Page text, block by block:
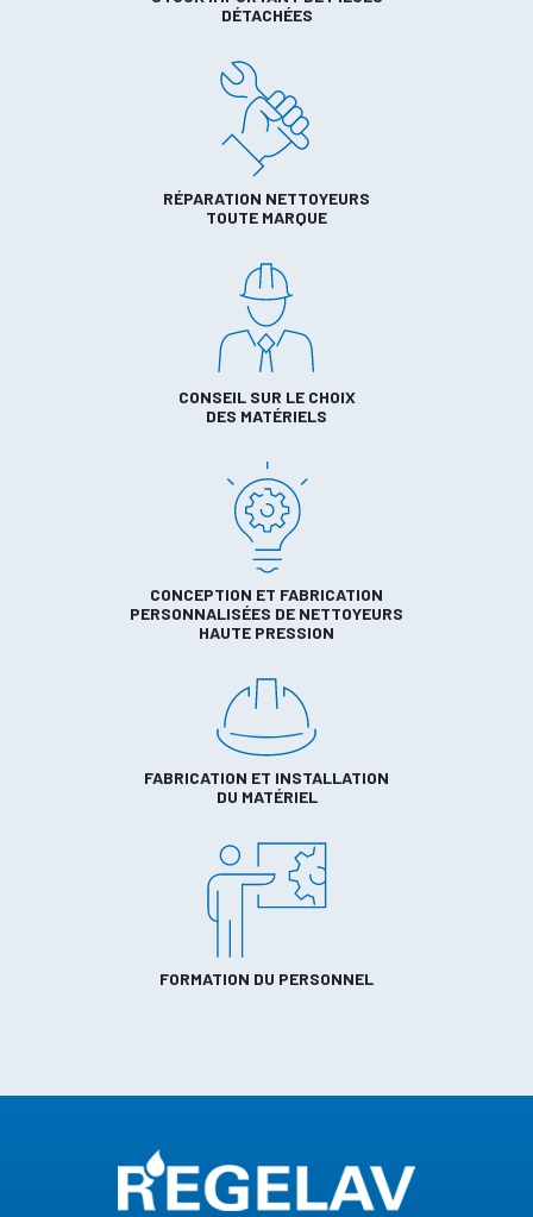
DÉTACHÉES
RÉPARATION NETTOYEURS
TOUTE MARQUE
CONSEIL SUR LE CHOIX
DES MATÉRIELS
CONCEPTION ET FABRICATION
PERSONNALISÉES DE NETTOYEURS
HAUTE PRESSION
FABRICATION ET INSTALLATION
DU MATÉRIEL
FORMATION DU PERSONNEL